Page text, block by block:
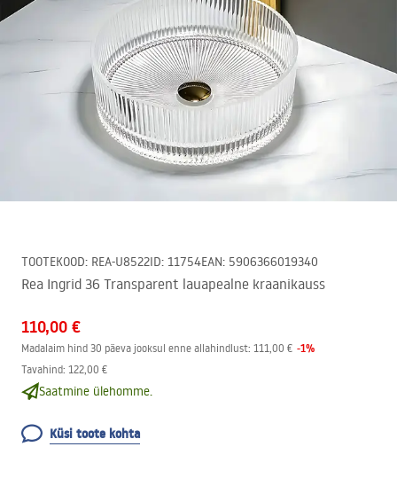
TOOTEKOOD: REA-U8522ID: 11754EAN: 5906366019340
Rea Ingrid 36 Transparent lauapealne kraanikauss
110,00 €
Madalaim hind 30 päeva jooksul enne allahindlust: 111,00 € -1%
Tavahind: 122,00 €
Saatmine ülehomme.
Küsi toote kohta